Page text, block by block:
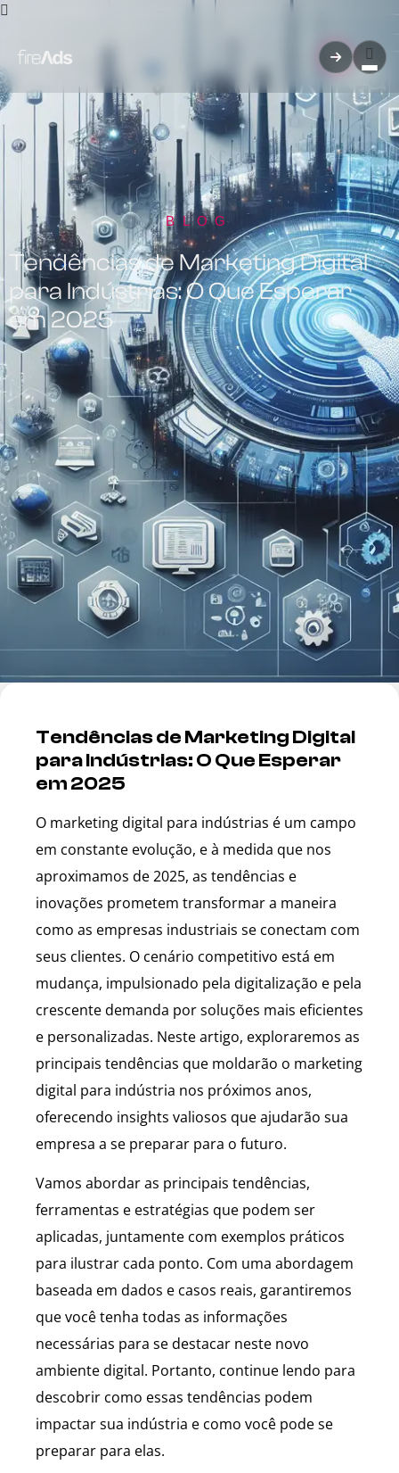
BLOG
Tendências de Marketing Digital
para Indústrias: O Que Esperar
em 2025
Tendências de Marketing Digital
para Indústrias: O Que Esperar
em 2025
O marketing digital para indústrias é um campo
em constante evolução, e à medida que nos
aproximamos de 2025, as tendências e
inovações prometem transformar a maneira
como as empresas industriais se conectam com
seus clientes. O cenário competitivo está em
mudança, impulsionado pela digitalização e pela
crescente demanda por soluções mais eficientes
e personalizadas. Neste artigo, exploraremos as
principais tendências que moldarão o marketing
digital para indústria nos próximos anos,
oferecendo insights valiosos que ajudarão sua
empresa a se preparar para o futuro.
Vamos abordar as principais tendências,
ferramentas e estratégias que podem ser
aplicadas, juntamente com exemplos práticos
para ilustrar cada ponto. Com uma abordagem
baseada em dados e casos reais, garantiremos
que você tenha todas as informações
necessárias para se destacar neste novo
ambiente digital. Portanto, continue lendo para
descobrir como essas tendências podem
impactar sua indústria e como você pode se
preparar para elas.